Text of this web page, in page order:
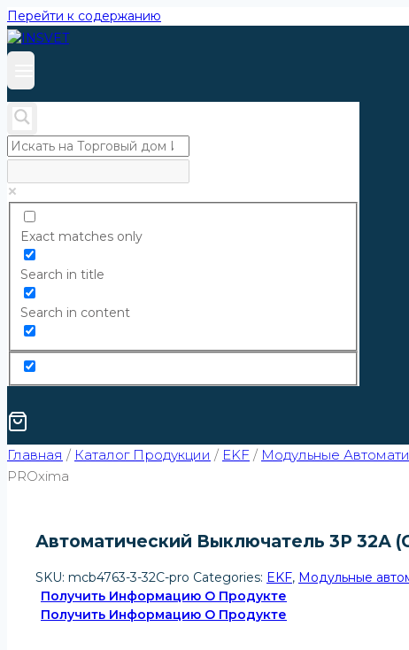
Перейти к содержанию
Exact matches only
Search in title
Search in content
Главная / Каталог Продукции / EKF / Модульные
PROxima
Автоматический Выключатель 3P 32А
SKU: mcb4763-3-32C-pro Categories: EKF, Модульные
Получить Информацию О Продукте
Получить Информацию О Продукте